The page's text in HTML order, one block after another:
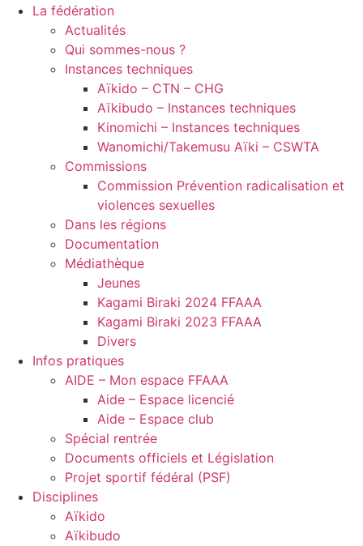
La fédération
Actualités
Qui sommes-nous ?
Instances techniques
Aïkido – CTN – CHG
Aïkibudo – Instances techniques
Kinomichi – Instances techniques
Wanomichi/Takemusu Aïki – CSWTA
Commissions
Commission Prévention radicalisation et
violences sexuelles
Dans les régions
Documentation
Médiathèque
Jeunes
Kagami Biraki 2024 FFAAA
Kagami Biraki 2023 FFAAA
Divers
Infos pratiques
AIDE – Mon espace FFAAA
Aide – Espace licencié
Aide – Espace club
Spécial rentrée
Documents officiels et Législation
Projet sportif fédéral (PSF)
Disciplines
Aïkido
Aïkibudo